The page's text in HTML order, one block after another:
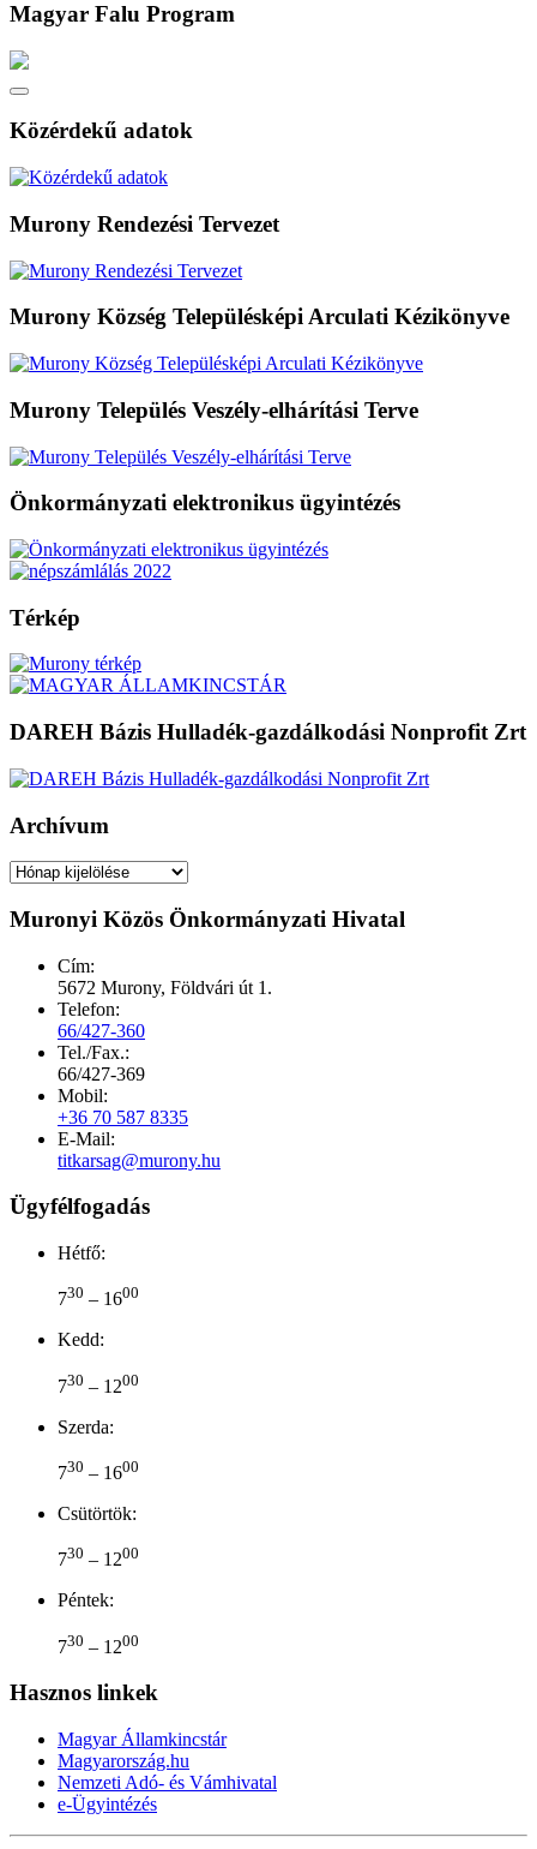
Magyar Falu Program
Közérdekű adatok
Murony Rendezési Tervezet
Murony Község Településképi Arculati Kézikönyve
Murony Település Veszély-elhárítási Terve
Önkormányzati elektronikus ügyintézés
Térkép
DAREH Bázis Hulladék-gazdálkodási Nonprofit Zrt
Archívum
Archívum
Muronyi Közös Önkormányzati Hivatal
Cím:
5672 Murony, Földvári út 1.
Telefon:
66/427-360
Tel./Fax.:
66/427-369
Mobil:
+36 70 587 8335
E-Mail:
titkarsag@murony.hu
Ügyfélfogadás
Hétfő:
730 – 1600
Kedd:
730 – 1200
Szerda:
730 – 1600
Csütörtök:
730 – 1200
Péntek:
730 – 1200
Hasznos linkek
Magyar Államkincstár
Magyarország.hu
Nemzeti Adó- és Vámhivatal
e-Ügyintézés